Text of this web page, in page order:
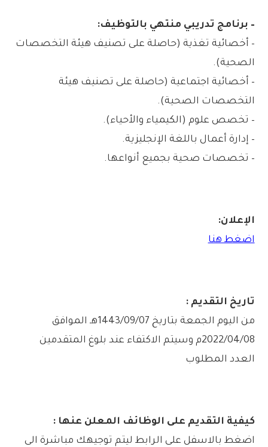
– برنامج تدريبي منتهي بالتوظيف:
– أخصائية تغذية (حاصلة على تصنيف هيئة التخصصات
الصحية).
– أخصائية اجتماعية (حاصلة على تصنيف هيئة
التخصصات الصحية).
– تخصص علوم (الكيمياء والأحياء).
– إدارة أعمال باللغة الإنجليزية.
– تخصصات صحية بجميع أنواعها.
الإعلان:
اضغط هنا
تاريخ التقديم :
من اليوم الجمعة بتاريخ 1443/09/07هـ الموافق
2022/04/08م وسيتم الاكتفاء عند بلوغ المتقدمين
العدد المطلوب
كيفية التقديم على الوظائف المعلن عنها :
اضغط بالاسفل على الرابط ليتم توجيهك مباشرة الى